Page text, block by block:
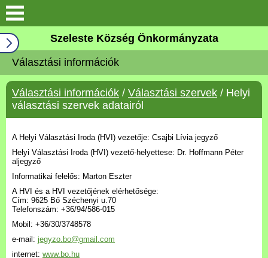
Keresés
Köszöntő
Falutörténet
Önkormányzat
Választási információk
Pályázatok
Aktualitások
Szeleste Község Önkormányzata
Választási információk
Választási információk / Választási szervek / Helyi
választási szervek adatairól
A Helyi Választási Iroda (HVI) vezetője: Csajbi Lívia jegyző
Helyi Választási Iroda (HVI) vezető-helyettese: Dr. Hoffmann Péter
aljegyző
Informatikai felelős: Marton Eszter
A HVI és a HVI vezetőjének elérhetősége:
Cím: 9625 Bő Széchenyi u.70
Telefonszám: +36/94/586-015
Mobil: +36/30/3748578
e-mail: jegyzo.bo@gmail.com
internet: www.bo.hu